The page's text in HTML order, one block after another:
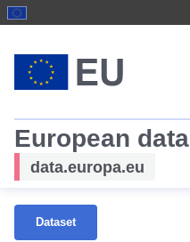
European data
data.europa.eu
Dataset